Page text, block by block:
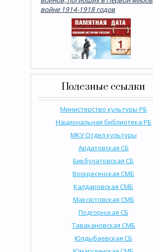
войне 1914-1918 годов
Полезные ссылки
Министерство культуры РБ
Национальная библиотека РБ
МКУ Отдел культуры
Ардатовская СБ
Бикбулатовская СБ
Воскресенская СМБ
Калдаровская СМБ
Максютовская СМБ
Подгорнская СБ
Тавакановская СМБ
Юлдыбаевская СБ